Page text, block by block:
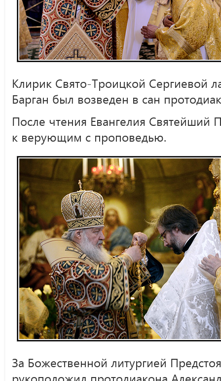
Клирик Свято-Троицкой Сергиевой
Барган был возведен в сан
После чтения Евангелия Святейший
к верующим с проповедью.
За Божественной литургией